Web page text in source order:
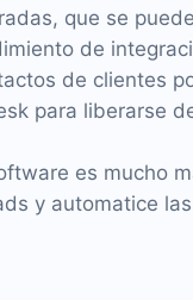
que se
de
de clientes
para liberarse
es mucho
y automatice